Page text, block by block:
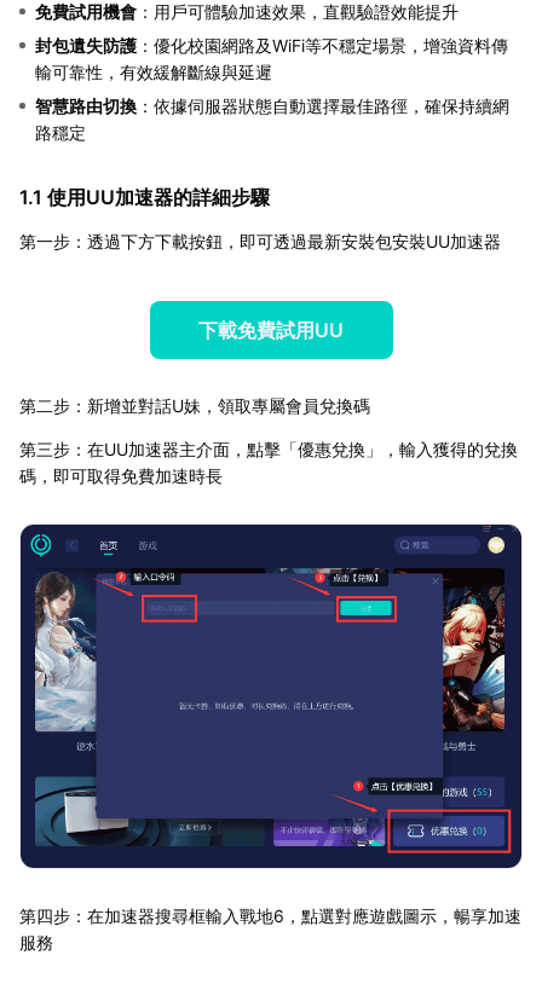
免費試用機會 ：用戶可體驗加速效果，直觀驗證效能提升
封包遺失防護 ：優化校園網路及WiFi等不穩定場景，增強資料傳
輸可靠性，有效緩解斷線與延遲
智慧路由切換 ：依據伺服器狀態自動選擇最佳路徑，確保持續網
路穩定
1.1 使用UU加速器的詳細步驟
第一步：透過下方下載按鈕，即可透過最新安裝包安裝UU加速器
下載免費試用UU
第二步：新增並對話U妹，領取專屬會員兌換碼
第三步：在UU加速器主介面，點擊「優惠兌換」，輸入獲得的兌換
碼，即可取得免費加速時長
第四步：在加速器搜尋框輸入戰地6，點選對應遊戲圖示，暢享加速
服務